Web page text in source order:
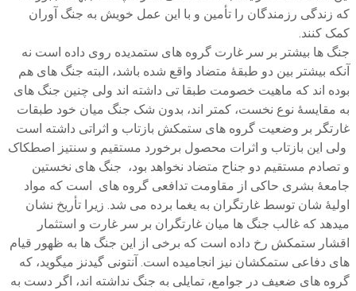
که زندگی رزمندگان را تأمین و با این عمل خویش به جنگ آوران
کمک کنند.
جنگ ها بیشتر بر سر غارت گروه های ستمدیده روی داده است نه
آنکه بیشتر بین دو طبقۀ متضاد واقع شده باشد، البته جنگ های هم
بوده اند که ماهیت خصومت طبقا تی داشته اند ولی چنین جنگ های
به مقایسۀ نوع نخست، کمتر اند، بدون شک جنگ میان خود طبقات
غارتگر بر وضعیت گروه های ستمکش بازتاب و اثراتی داشته است
ولی این بازتاب و اثرات محصول برخورد مستقیم و سنتیز اصطکاک
و تصادم مستقیم دو جناح متضاد نخواهد بود، جنگ های نخستین
جامعۀ بشری حاکی از مقاومت تدافعی گروه های است که مواد
اولیۀ شان توسط غارتگران به یغما برده می شد. زیرا تأریخ نشان
میدهد که غالب جنگ ها میان غارتگران بر سر غارت و استثمار
اقشار ستمکش رخ داده است که برخی از این جنگ ها به ظهور قیام
های دفاعی ستمکشان نیز انجامیده است. آنتونی گیدنز میگوید، که
گروه های ضعیف در جوامع، تمایلی به جنگ نداشته اند، اگر دست به